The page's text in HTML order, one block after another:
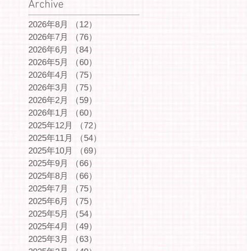
Archive
2026年8月 （12）
2026年7月
（76）
2026年6月
（84）
2026年5月
（60）
2026年4月
（75）
2026年3月
（75）
2026年2月
（59）
2026年1月
（60）
2025年12月
（72）
2025年11月
（54）
2025年10月
（69）
2025年9月
（66）
2025年8月
（66）
2025年7月
（75）
2025年6月
（75）
2025年5月
（54）
2025年4月
（49）
2025年3月
（63）